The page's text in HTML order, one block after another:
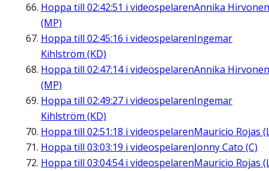
Hoppa till 02:42:51 i videospelarenAnnika Hirvonen
(MP)
Hoppa till 02:45:16 i videospelarenIngemar
Kihlström (KD)
Hoppa till 02:47:14i videospelarenAnnika Hirvonen
(MP)
Hoppa till 02:49:27 i videospelarenIngemar
Kihlström (KD)
Hoppa till 02:51:18 i videospelarenMauricio Rojas
Hoppa till 03:03:19 i videospelarenJonny Cato (C)
Hoppa till 03:04:54i videospelarenMauricio Rojas